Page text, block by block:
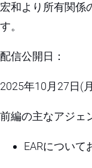
宏和より所有関係
す。
配信公開日：
2025年10月27日(
前編の主なアジェ
EARについて